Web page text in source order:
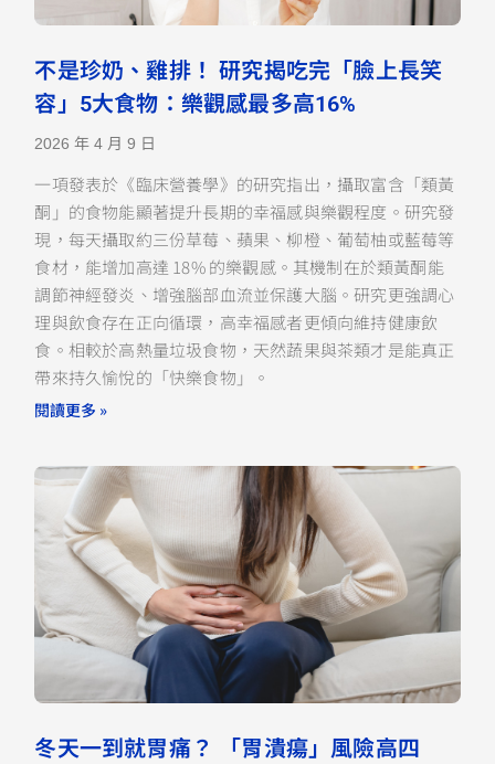
不是珍奶、雞排！ 研究揭吃完「臉上長笑
容」5大食物：樂觀感最多高16%
2026 年 4 月 9 日
一項發表於《臨床營養學》的研究指出，攝取富含「類黃
酮」的食物能顯著提升長期的幸福感與樂觀程度。研究發
現，每天攝取約三份草莓、蘋果、柳橙、葡萄柚或藍莓等
食材，能增加高達 18% 的樂觀感。其機制在於類黃酮能
調節神經發炎、增強腦部血流並保護大腦。研究更強調心
理與飲食存在正向循環，高幸福感者更傾向維持健康飲
食。相較於高熱量垃圾食物，天然蔬果與茶類才是能真正
帶來持久愉悅的「快樂食物」。
閱讀更多 »
冬天一到就胃痛？ 「胃潰瘍」風險高四